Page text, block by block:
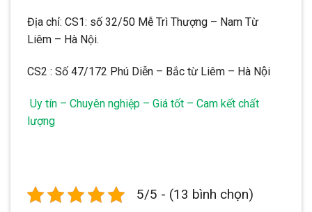
Địa chỉ: CS1: số 32/50 Mễ Trì Thượng – Nam Từ
Liêm – Hà Nội.
CS2 : Số 47/172 Phú Diễn – Bắc từ Liêm – Hà Nội
Uy tín – Chuyên nghiệp – Giá tốt – Cam kết chất
lượng
5/5 - (13 bình chọn)